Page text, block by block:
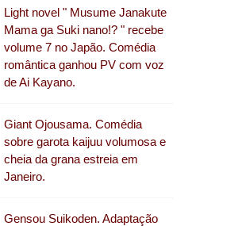
Light novel " Musume Janakute
Mama ga Suki nano!? " recebe
volume 7 no Japão. Comédia
romântica ganhou PV com voz
de Ai Kayano.
Giant Ojousama. Comédia
sobre garota kaijuu volumosa e
cheia da grana estreia em
Janeiro.
Gensou Suikoden. Adaptação